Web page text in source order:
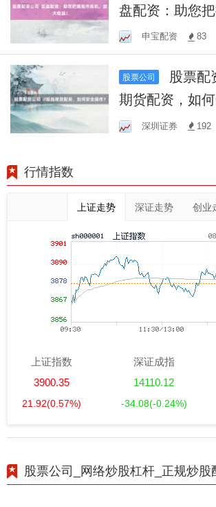
盘配资：助您
机，放大收益！
申宝配资 83
股票公司
期货配资，如
深圳证券 192
行情指数
上证走势 深证走势 创业
上证指数
3900.35
21.92(0.57%)
深证成指
14110.12
-34.08(-0.24%)
股票公司_网络炒股杠杆_正规炒股